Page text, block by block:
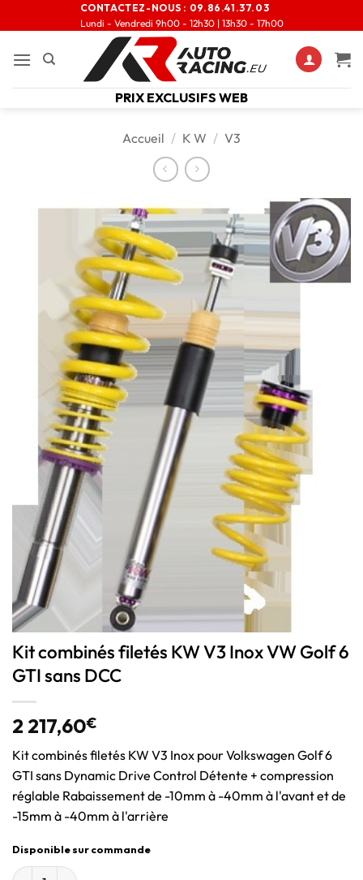
CONTACTEZ-NOUS : 09.86.41.37.03
Lundi - Vendredi 9h00 - 12h30 | 13h30 - 17h00
PRIX EXCLUSIFS WEB
Accueil / K W / V3
Kit combinés filetés KW V3 Inox VW Golf 6
GTI sans DCC
2 217,60€
Kit combinés filetés KW V3 Inox pour Volkswagen Golf 6
GTI sans Dynamic Drive Control Détente + compression
réglable Rabaissement de -10mm à -40mm à l'avant et de
-15mm à -40mm à l'arrière
Disponible sur commande